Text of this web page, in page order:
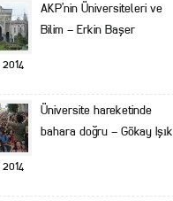
AKP’nin Üniversiteleri ve
Bilim – Erkin Başer
Üniversite hareketinde
bahara doğru – Gökay Işık